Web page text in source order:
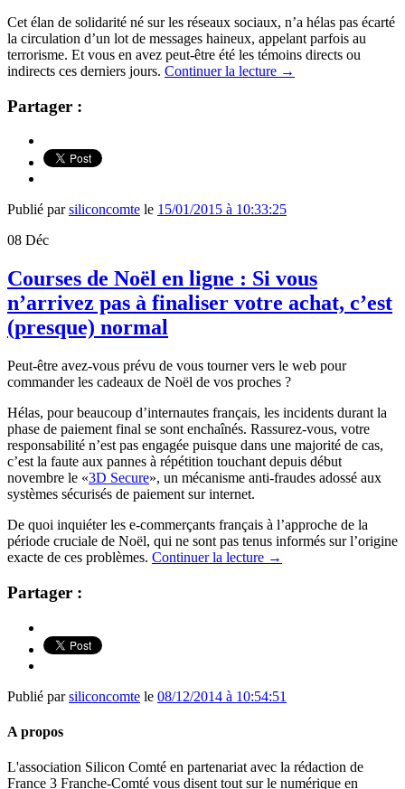
Cet élan de solidarité né sur les réseaux sociaux, n’a hélas pas écarté
la circulation d’un lot de messages haineux, appelant parfois au
terrorisme. Et vous en avez peut-être été les témoins directs ou
indirects ces derniers jours. Continuer la lecture →
Partager :
Publié parsiliconcomte le 15/01/2015 à 10:33:25
08 Déc
Courses de Noël en ligne : Si vous
n’arrivez pas à finaliser votre achat, c’est
(presque) normal
Peut-être avez-vous prévu de vous tourner vers le web pour
commander les cadeaux de Noël de vos proches ?
Hélas, pour beaucoup d’internautes français, les incidents durant la
phase de paiement final se sont enchaînés. Rassurez-vous, votre
responsabilité n’est pas engagée puisque dans une majorité de cas,
c’est la faute aux pannes à répétition touchant depuis début
novembre le «3D Secure», un mécanisme anti-fraudes adossé aux
systèmes sécurisés de paiement sur internet.
De quoi inquiéter les e-commerçants français à l’approche de la
période cruciale de Noël, qui ne sont pas tenus informés sur l’origine
exacte de ces problèmes. Continuer la lecture →
Partager :
Publié parsiliconcomte le 08/12/2014 à 10:54:51
A propos
L'association Silicon Comté en partenariat avec la rédaction de
France 3 Franche-Comté vous disent tout sur le numérique en